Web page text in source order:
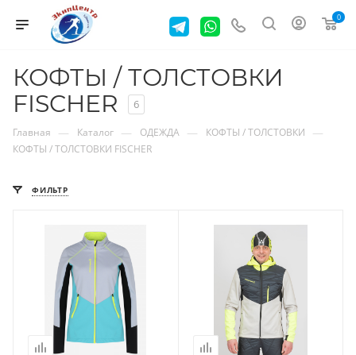
0
КОФТЫ / ТОЛСТОВКИ
FISCHER
6
Главная — Каталог — ОДЕЖДА — КОФТЫ / ТОЛСТОВКИ —
КОФТЫ / ТОЛСТОВКИ FISCHER
ФИЛЬТР